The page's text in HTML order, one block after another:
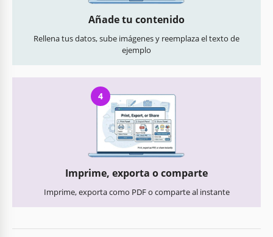
Añade tu contenido
Rellena tus datos, sube imágenes y reemplaza el texto de
ejemplo
4
Imprime, exporta o comparte
Imprime, exporta como PDF o comparte al instante